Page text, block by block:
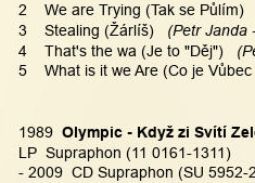
2    We are Trying (Tak se Půlím)
3    Stealing (Žárlíš)
(Petr Janda
4    That's the wa (Je to "Děj")
5    What is it we Are (Co je
1989 Olympic - Když zi Svítí
LP  Supraphon (11 0161-1311)
- 2009  CD Supraphon (SU 5952-